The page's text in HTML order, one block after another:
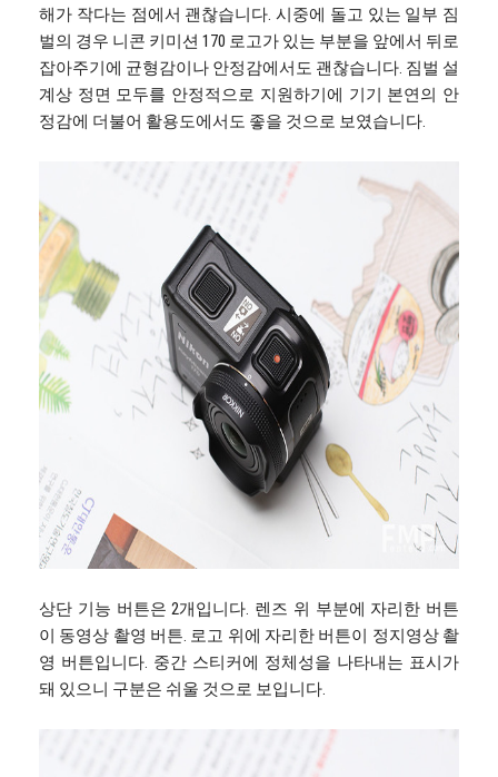
해가 작다는 점에서 괜찮습니다. 시중에 돌고 있는 일부 짐
벌의 경우 니콘 키미션 170 로고가 있는 부분을 앞에서 뒤로
잡아주기에 균형감이나 안정감에서도 괜찮습니다. 짐벌 설
계상 정면 모두를 안정적으로 지원하기에 기기 본연의 안
정감에 더불어 활용도에서도 좋을 것으로 보였습니다.
상단 기능 버튼은 2개입니다. 렌즈 위 부분에 자리한 버튼
이 동영상 촬영 버튼. 로고 위에 자리한 버튼이 정지영상 촬
영 버튼입니다. 중간 스티커에 정체성을 나타내는 표시가
돼 있으니 구분은 쉬울 것으로 보입니다.